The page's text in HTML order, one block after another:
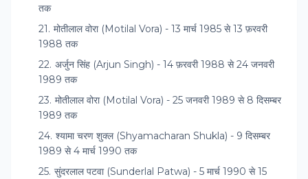
तक
मोतीलाल वोरा (Motilal Vora) - 13 मार्च 1985 से 13 फ़रवरी
1988 तक
अर्जुन सिंह (Arjun Singh) - 14 फ़रवरी 1988 से 24 जनवरी
1989 तक
मोतीलाल वोरा (Motilal Vora) - 25 जनवरी 1989 से 8 दिसम्बर
1989 तक
श्यामा चरण शुक्ल (Shyamacharan Shukla) - 9 दिसम्बर
1989 से 4 मार्च 1990 तक
सुंदरलाल पटवा (Sunderlal Patwa) - 5 मार्च 1990 से 15